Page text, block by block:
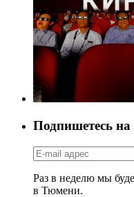
Подпишетесь
Раз в неделю мы
в Тюмени.